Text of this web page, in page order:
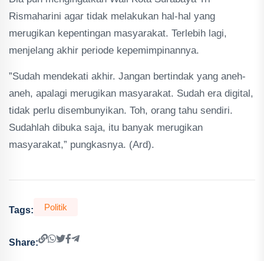
Rismaharini agar tidak melakukan hal-hal yang
merugikan kepentingan masyarakat. Terlebih lagi,
menjelang akhir periode kepemimpinannya.
”Sudah mendekati akhir. Jangan bertindak yang aneh-
aneh, apalagi merugikan masyarakat. Sudah era digital,
tidak perlu disembunyikan. Toh, orang tahu sendiri.
Sudahlah dibuka saja, itu banyak merugikan
masyarakat,” pungkasnya. (Ard).
Tags: Politik
Share: